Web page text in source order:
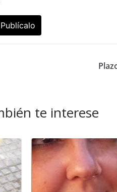
Publícalo
te interese